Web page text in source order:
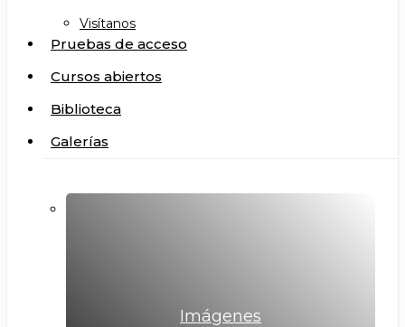
Visítanos
Pruebas de acceso
Cursos abiertos
Biblioteca
Galerías
Imágenes